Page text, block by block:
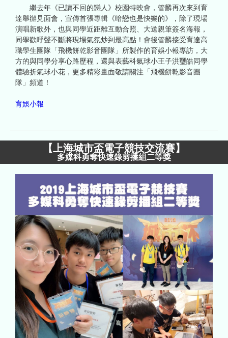
繼去年《已讀不回的戀人》校園特映會，管麟再次來到育
達舉辦見面會，宣傳首張專輯《暗戀也是快樂的》，除了現場
演唱新歌外，也與同學近距離互動合照、大送親筆簽名海報，
同學歡呼聲不斷將現場氣氛炒到最高點！會後管麟接受育達高
職學生團隊「飛機餅乾影音團隊」所製作的育娛小報專訪，大
方的與同學分享心路歷程，還與表藝科氣球小王子洪璽皓同學
體驗折氣球小花，更多精彩畫面敬請關注「飛機餅乾影音團
隊」頻道！
育娛小報
【上海城市盃電子競技交流賽】
多媒科勇奪快速錄剪播組二等獎